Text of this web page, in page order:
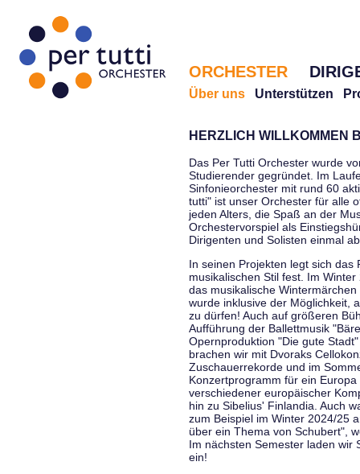
ORCHESTER
Über uns Unterstützen
HERZLICH WILLKOMMEN
Das Per Tutti Orchester wurde
Studierender gegründet. Im
Sinfonieorchester mit rund 60
tutti" ist unser Orchester für alle
jeden Alters, die Spaß an der
Orchestervorspiel als
Dirigenten und Solisten einmal
In seinen Projekten legt sich das
musikalischen Stil fest. Im
das musikalische
wurde inklusive der Möglichkeit,
zu dürfen! Auch auf größeren
Aufführung der Ballettmusik
Opernproduktion "Die gute
brachen wir mit Dvoraks
Zuschauerrekorde und im
Konzertprogramm für ein
verschiedener europäischer
hin zu Sibelius' Finlandia. Auch
zum Beispiel im Winter 2024/25
über ein Thema von Schubert",
Im nächsten Semester laden wir
ein!